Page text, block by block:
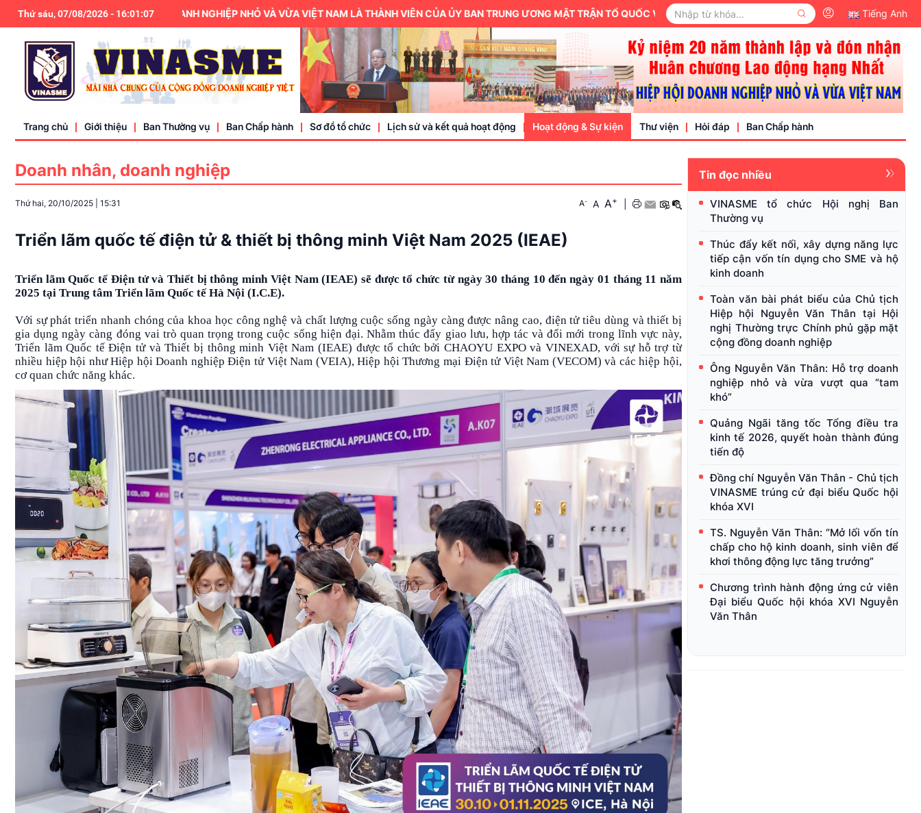
Thứ sáu, 07/08/2026- 16:01:09
HIỆP HỘI DOANH NGHIỆP NHỎ VÀ VỪA VIỆT NAM LÀ THÀNH VIÊN CỦA ỦY BAN TRUNG ƯƠNG MẶT TRẬN TỔ QUỐC VIỆT NAM. Tiếng Anh
Trang chủ Giới thiệu
Điều lệ
Liên hệ
Ban Thường vụ Ban Chấp hành Sơ đồ tổ chức Lịch sử và kết quả hoạt động Hoạt động & Sự kiện
Trung ương hội
Thành viên
Doanh nhân, doanh nghiệp
Thư viện
Video
Văn bản pháp luật
Hỏi đáp Ban Chấp hành
Doanh nhân, doanh nghiệp
Thứ hai, 20/10/2025 15:31 A- A A+
Triển lãm quốc tế điện tử & thiết bị thông minh Việt Nam 2025 (IEAE)
Triển lãm Quốc tế Điện tử và Thiết bị thông minh Việt Nam (IEAE) sẽ được tổ chức từ ngày 30 tháng 10 đến ngày 01 tháng 11 năm
2025 tại Trung tâm Triển lãm Quốc tế Hà Nội (I.C.E).
Với sự phát triển nhanh chóng của khoa học công nghệ và chất lượng cuộc sống ngày càng được nâng cao, điện tử tiêu dùng và thiết bị
gia dụng ngày càng đóng vai trò quan trọng trong cuộc sống hiện đại. Nhằm thúc đẩy giao lưu, hợp tác và đổi mới trong lĩnh vực này,
Triển lãm Quốc tế Điện tử và Thiết bị thông minh Việt Nam (IEAE) được tổ chức bởi CHAOYU EXPO và VINEXAD, với sự hỗ trợ từ
nhiều hiệp hội như Hiệp hội Doanh nghiệp Điện tử Việt Nam (VEIA), Hiệp hội Thương mại Điện tử Việt Nam (VECOM) và các hiệp hội,
cơ quan chức năng khác.
Tin đọc nhiều
VINASME tổ chức Hội nghị Ban
Thường vụ
Thúc đẩy kết nối, xây dựng năng lực
tiếp cận vốn tín dụng cho SME và hộ
kinh doanh
Toàn văn bài phát biểu của Chủ tịch
Hiệp hội Nguyễn Văn Thân tại Hội
nghị Thường trực Chính phủ gặp mặt
cộng đồng doanh nghiệp
Ông Nguyễn Văn Thân: Hỗ trợ doanh
nghiệp nhỏ và vừa vượt qua “tam
khó”
Quảng Ngãi tăng tốc Tổng điều tra
kinh tế 2026, quyết hoàn thành đúng
tiến độ
Đồng chí Nguyễn Văn Thân - Chủ tịch
VINASME trúng cử đại biểu Quốc hội
khóa XVI
TS. Nguyễn Văn Thân: “Mở lối vốn tín
chấp cho hộ kinh doanh, sinh viên để
khơi thông động lực tăng trưởng”
Chương trình hành động ứng cử viên
Đại biểu Quốc hội khóa XVI Nguyễn
Văn Thân